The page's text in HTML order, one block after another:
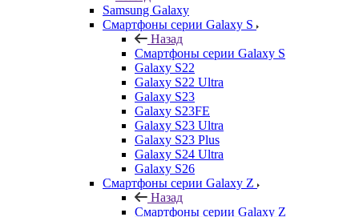
Samsung Galaxy
Смартфоны серии Galaxy S
Назад
Смартфоны серии Galaxy S
Galaxy S22
Galaxy S22 Ultra
Galaxy S23
Galaxy S23FE
Galaxy S23 Ultra
Galaxy S23 Plus
Galaxy S24 Ultra
Galaxy S26
Смартфоны серии Galaxy Z
Назад
Смартфоны серии Galaxy Z